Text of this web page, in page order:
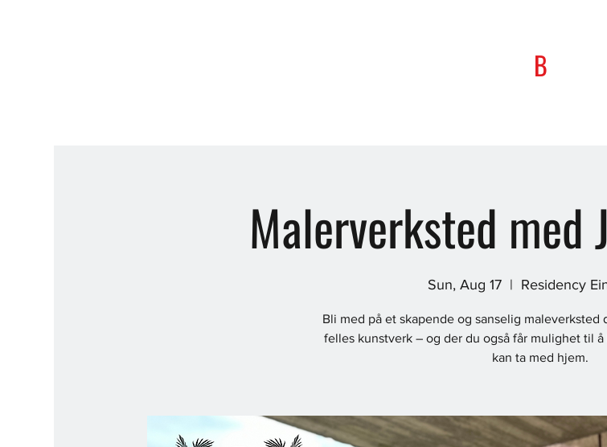
B
Malerverksted med
Sun, Aug 17
  |
Residency
Bli med på et skapende og sanselig maleverksted
felles kunstverk – og der du også får mulighet til
kan ta med hjem.